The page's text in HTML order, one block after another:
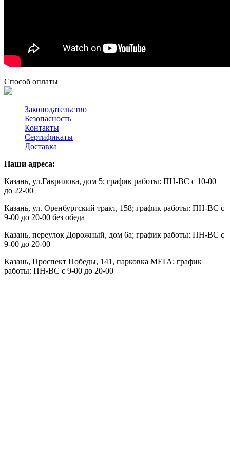
Способ оплаты
Законодательство
Безопасность
Контакты
Сертификаты
Доставка
Наши адреса:
Казань, ул.Гаврилова, дом 5; график работы: ПН-ВС с 10-00
до 22-00
Казань, ул. Оренбургский тракт, 158; график работы: ПН-ВС с
9-00 до 20-00 без обеда
Казань, переулок Дорожный, дом 6а; график работы: ПН-ВС с
9-00 до 20-00
Казань, Проспект Победы, 141, парковка МЕГА; график
работы: ПН-ВС с 9-00 до 20-00